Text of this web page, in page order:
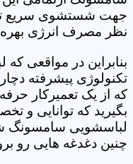
جهت شستشوی سریع تر
نظر مصرف انرژی
بنابراین در مواقعی
تکنولوژی پیشرفته
که از یک تعمیرکار
بگیرید که توانایی و
لباسشویی سامسونگ
چنین دغدغه هایی رو